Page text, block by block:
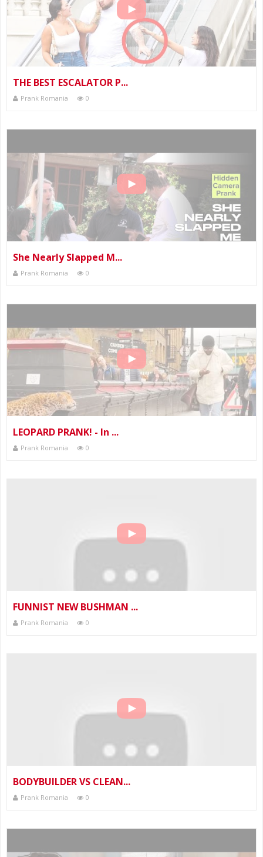
THE BEST ESCALATOR P...
Prank Romania 0
She Nearly Slapped M...
Prank Romania 0
LEOPARD PRANK! - In ...
Prank Romania 0
FUNNIST NEW BUSHMAN ...
Prank Romania 0
BODYBUILDER VS CLEAN...
Prank Romania 0